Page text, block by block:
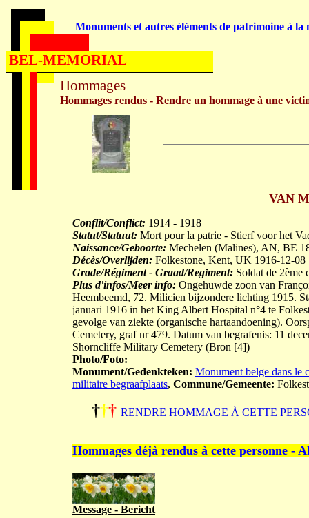
VAN
Conflit/Conflict: 1914 - 1918
Statut/Statuut: Mort pour la patrie - Stierf voor het
Naissance/Geboorte: Mechelen (Malines), AN, BE
Décès/Overlijden: Folkestone, Kent, UK 1916-12-08
Grade/Régiment - Graad/Regiment: Soldat de 2ème
Plus d'infos/Meer info: Ongehuwde zoon van
Heembeemd, 72. Milicien bijzondere lichting 1915.
januari 1916 in het King Albert Hospital n°4 te
gevolge van ziekte (organische hartaandoening).
Cemetery, graf nr 479. Datum van begrafenis: 11
Shorncliffe Military Cemetery (Bron [4])
Photo/Foto:
Monument/Gedenkteken: Monument belge dans le
militaire begraafplaats, Commune/Gemeente:
††† RENDRE HOMMAGE À CETTE
Hommages déjà rendus à cette personne -
Message - Bericht
Hommages
Hommages rendus - Rendre un hommage à une
Monuments et autres éléments de patrimoine à la
BEL-MEMORIAL